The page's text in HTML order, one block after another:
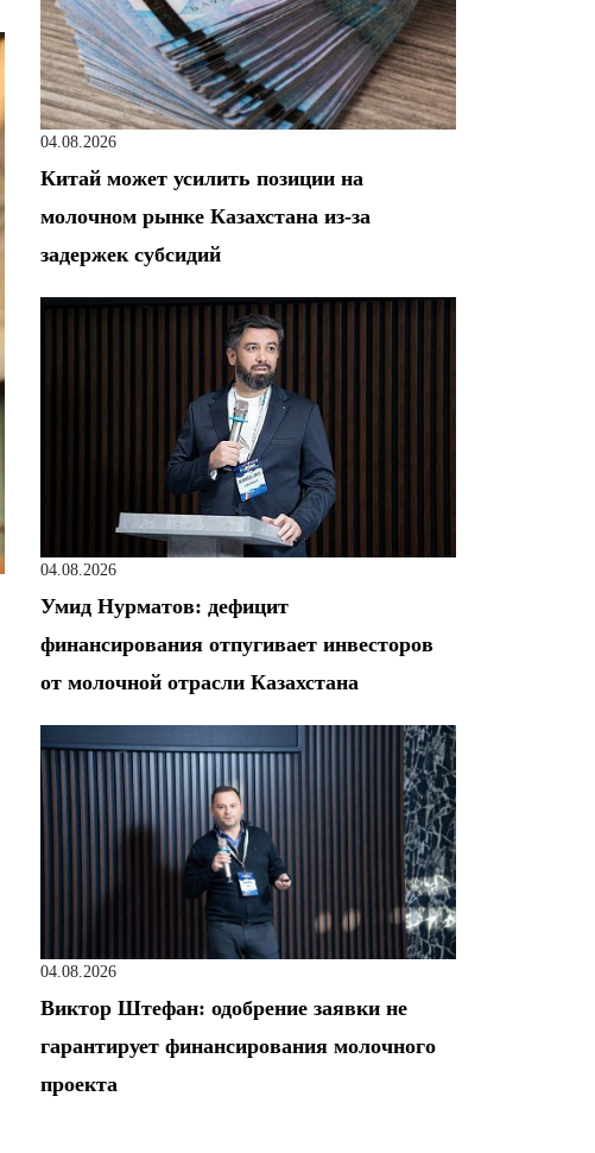
04.08.2026
Китай может усилить позиции на
молочном рынке Казахстана из-за
задержек субсидий
04.08.2026
Умид Нурматов: дефицит
финансирования отпугивает инвесторов
от молочной отрасли Казахстана
04.08.2026
Виктор Штефан: одобрение заявки не
гарантирует финансирования молочного
проекта